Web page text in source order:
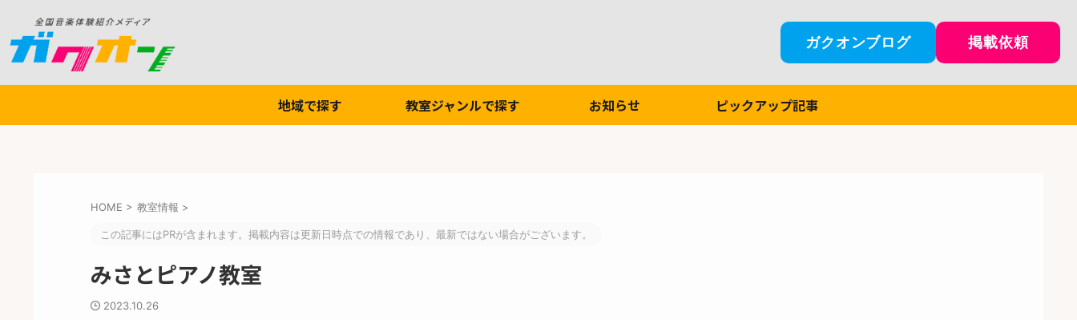
ガクオンブログ 掲載依頼
地域で探す 教室ジャンルで探す お知らせ ピックアップ記事
HOME > 教室情報 >
この記事にはPRが含まれます。掲載内容は更新日時点での情報であり、最新ではない場合がございます。
みさとピアノ教室
2023.10.26